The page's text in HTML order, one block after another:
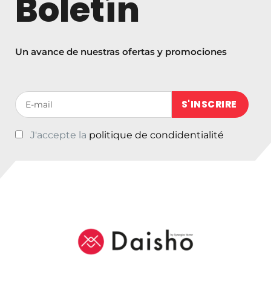
Boletín
Un avance de nuestras ofertas y promociones
Votre adresse de messagerie (obligatoire)
J'accepte la politique de condidentialité